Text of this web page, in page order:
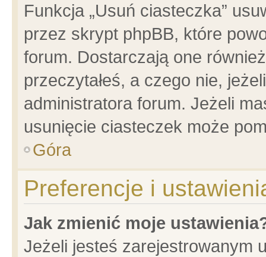
Funkcja „Usuń ciasteczka”
przez skrypt phpBB, które
forum. Dostarczają one
przeczytałeś, a czego nie,
administratora forum. Jeżeli
usunięcie ciasteczek może
Góra
Preferencje i
Jak zmienić moje
Jeżeli jesteś zarejestrowanym